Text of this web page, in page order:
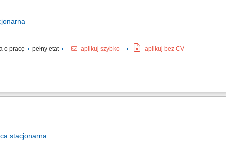
o pracę pełny etat aplikuj szybko aplikuj bez CV
zagęszczaniem warstw bitumicznych oraz podbudów konstrukcyjnych
stacjonarna